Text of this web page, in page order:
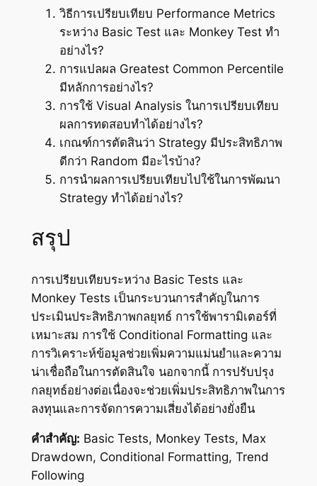
วิธีการเปรียบเทียบ Performance Metrics
ระหว่าง Basic Test และ Monkey Test ทำ
อย่างไร?
การแปลผล Greatest Common Percentile
มีหลักการอย่างไร?
การใช้ Visual Analysis ในการเปรียบเทียบ
ผลการทดสอบทำได้อย่างไร?
เกณฑ์การตัดสินว่า Strategy มีประสิทธิภาพ
ดีกว่า Random มีอะไรบ้าง?
การนำผลการเปรียบเทียบไปใช้ในการพัฒนา
Strategy ทำได้อย่างไร?
สรุป
การเปรียบเทียบระหว่าง Basic Tests และ
Monkey Tests เป็นกระบวนการสำคัญในการ
ประเมินประสิทธิภาพกลยุทธ์ การใช้พารามิเตอร์ที่
เหมาะสม การใช้ Conditional Formatting และ
การวิเคราะห์ข้อมูลช่วยเพิ่มความแม่นยำและความ
น่าเชื่อถือในการตัดสินใจ นอกจากนี้ การปรับปรุง
กลยุทธ์อย่างต่อเนื่องจะช่วยเพิ่มประสิทธิภาพในการ
ลงทุนและการจัดการความเสี่ยงได้อย่างยั่งยืน
คำสำคัญ: Basic Tests, Monkey Tests, Max
Drawdown, Conditional Formatting, Trend
Following